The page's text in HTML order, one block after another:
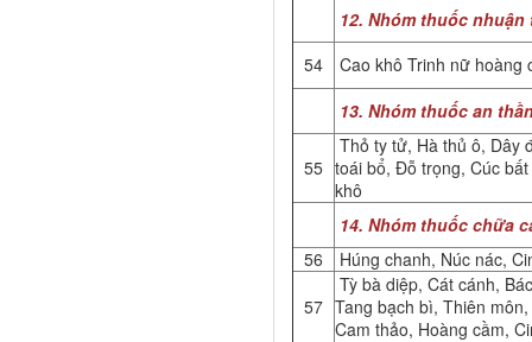
12. Nhóm thuốc
54
Cao khô Trinh nữ hoàng
13. Nhóm thuốc an
55
Thỏ ty tử, Hà thủ ô, Dây
toái bổ, Đỗ trọng, Cúc
khô
14. Nhóm thuốc chữa
56
Húng chanh, Núc nác,
57
Tỳ bà diệp, Cát cánh,
Tang bạch bì, Thiên
Cam thảo, Hoàng cầm,